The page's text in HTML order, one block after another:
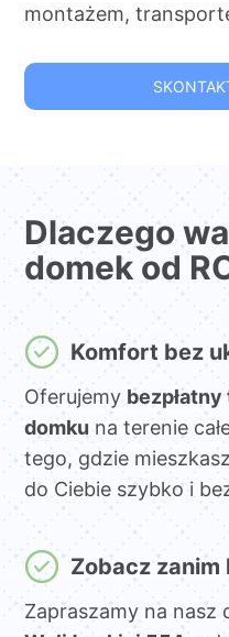
montażem,
Dlaczego
domek od
Komfort bez
Oferujemy
domkuna terenie
tego, gdzie
do Ciebie szybko i
Zobacz zanim
Zapraszamy na